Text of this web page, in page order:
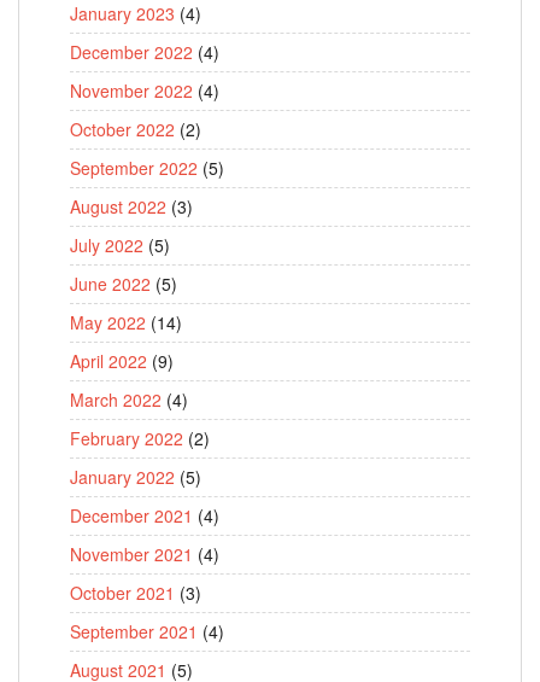
January 2023 (4)
December 2022 (4)
November 2022 (4)
October 2022 (2)
September 2022 (5)
August 2022 (3)
July 2022 (5)
June 2022 (5)
May 2022 (14)
April 2022 (9)
March 2022 (4)
February 2022 (2)
January 2022 (5)
December 2021 (4)
November 2021 (4)
October 2021 (3)
September 2021 (4)
August 2021 (5)